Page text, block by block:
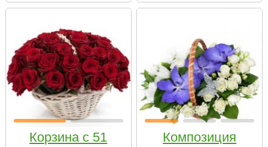
Корзина с 51
Композиция